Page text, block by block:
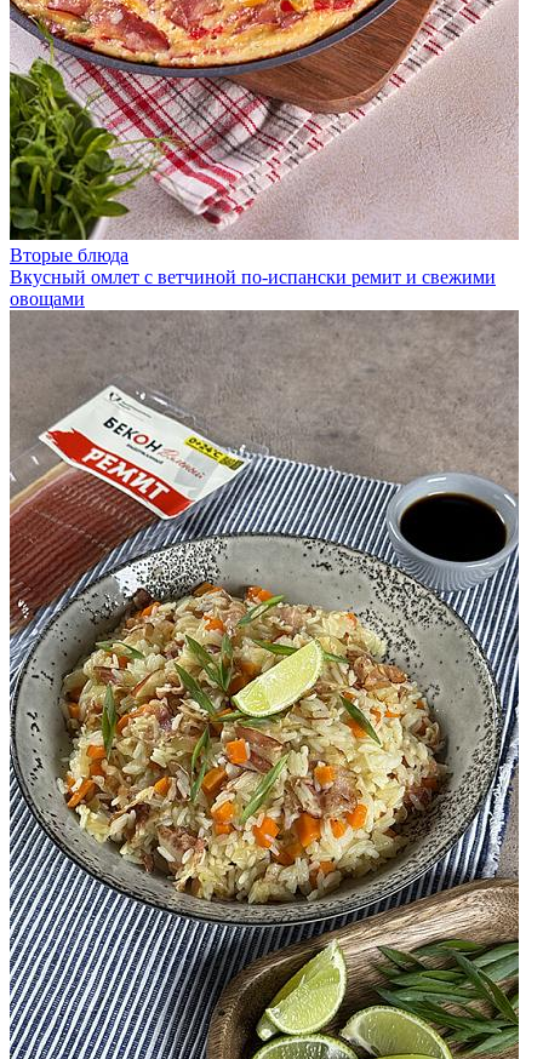
Вторые блюда
Вкусный омлет с ветчиной по-испански ремит и свежими
овощами